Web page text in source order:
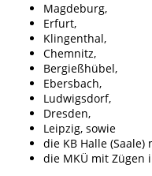
Magdeburg,
Erfurt,
Klingenthal,
Chemnitz,
Bergießhübel,
Ebersbach,
Ludwigsdorf,
Dresden,
Leipzig, sowie
die KB Halle
die MKÜ mit Zügen